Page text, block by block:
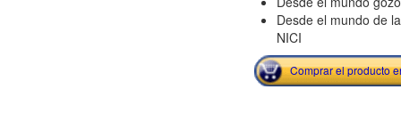
Desde el mundo de
NICI
Comprar el producto